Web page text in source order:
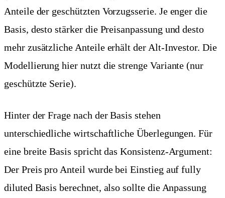
Anteile der geschützten Vorzugsserie. Je enger die
Basis, desto stärker die Preisanpassung und desto
mehr zusätzliche Anteile erhält der Alt-Investor. Die
Modellierung hier nutzt die strenge Variante (nur
geschützte Serie).
Hinter der Frage nach der Basis stehen
unterschiedliche wirtschaftliche Überlegungen. Für
eine breite Basis spricht das Konsistenz-Argument:
Der Preis pro Anteil wurde bei Einstieg auf fully
diluted Basis berechnet, also sollte die Anpassung